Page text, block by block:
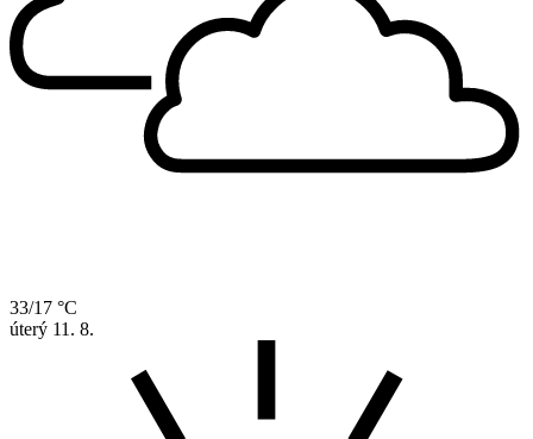
33/17 °C
úterý 11. 8.